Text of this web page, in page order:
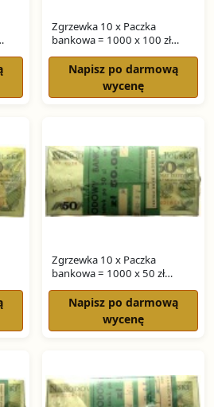
Zgrzewka 10 x Paczka
bankowa = 1000 x 100 zł
WARYŃSKI seria SF
Napisz po darmową
wycenę
Zgrzewka 10 x Paczka
bankowa = 1000 x 50 zł
Napisz po darmową
wycenę